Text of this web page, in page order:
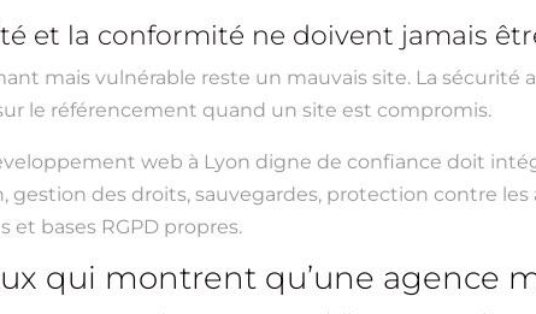
et la conformité ne doivent jamais
mais vulnérable reste un mauvais site. La
le référencement quand un site est compromis.
web à Lyon digne de confiance doit
gestion des droits, sauvegardes, protection contre
et bases RGPD propres.
qui montrent qu’une agence